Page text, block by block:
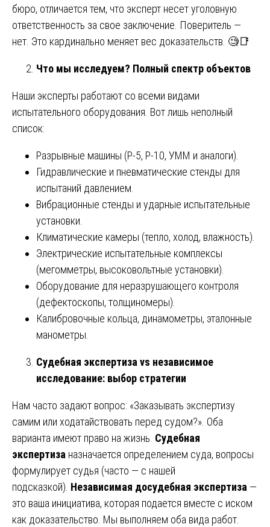
бюро, отличается тем, что эксперт несет уголовную
ответственность за свое заключение. Поверитель —
нет. Это кардинально меняет вес доказательств. 🧐📑
Что мы исследуем? Полный спектр объектов
Наши эксперты работают со всеми видами
испытательного оборудования. Вот лишь неполный
список:
Разрывные машины (Р-5, Р-10, УММ и аналоги).
Гидравлические и пневматические стенды для
испытаний давлением.
Вибрационные стенды и ударные испытательные
установки.
Климатические камеры (тепло, холод, влажность).
Электрические испытательные комплексы
(мегомметры, высоковольтные установки).
Оборудование для неразрушающего контроля
(дефектоскопы, толщиномеры).
Калибровочные кольца, динамометры, эталонные
манометры.
Судебная экспертиза vs независимое
исследование: выбор стратегии
Нам часто задают вопрос: «Заказывать экспертизу
самим или ходатайствовать перед судом?». Оба
варианта имеют право на жизнь. Судебная
экспертиза назначается определением суда, вопросы
формулирует судья (часто — с нашей
подсказкой). Независимая досудебная экспертиза —
это ваша инициатива, которая подается вместе с иском
как доказательство. Мы выполняем оба вида работ.